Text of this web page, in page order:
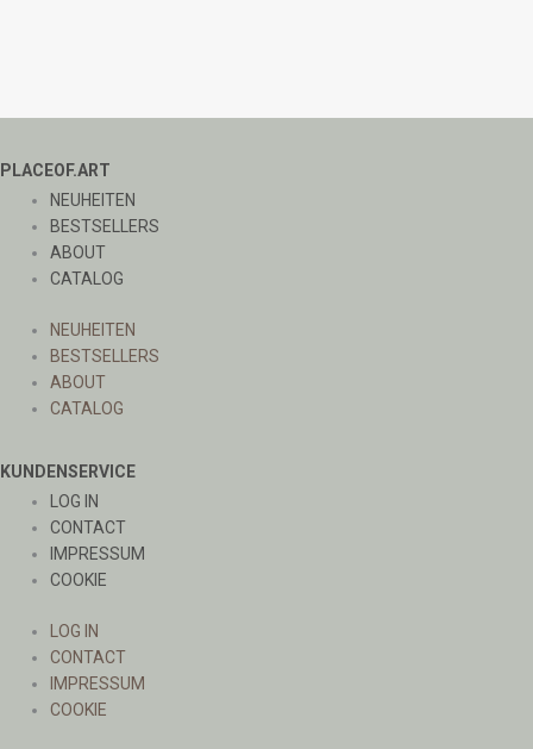
PLACEOF.ART
NEUHEITEN
BESTSELLERS
ABOUT
CATALOG
NEUHEITEN
BESTSELLERS
ABOUT
CATALOG
KUNDENSERVICE
LOG IN
CONTACT
IMPRESSUM
COOKIE
LOG IN
CONTACT
IMPRESSUM
COOKIE